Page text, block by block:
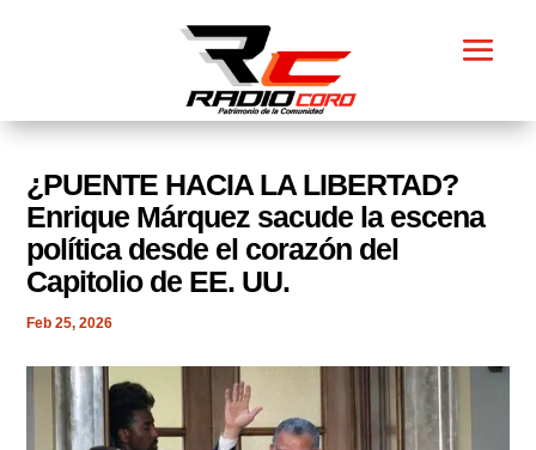
¿PUENTE HACIA LA LIBERTAD?
Enrique Márquez sacude la escena
política desde el corazón del
Capitolio de EE. UU.
Feb 25, 2026